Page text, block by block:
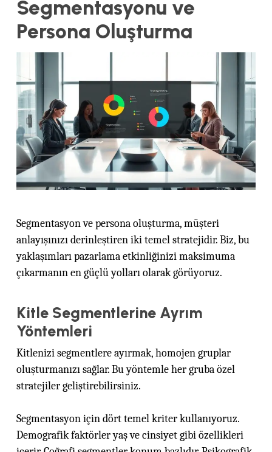
Segmentasyonu ve
Persona Oluşturma
Segmentasyon ve persona oluşturma, müşteri
anlayışınızı derinleştiren iki temel stratejidir. Biz, bu
yaklaşımları pazarlama etkinliğinizi maksimuma
çıkarmanın en güçlü yolları olarak görüyoruz.
Kitle Segmentlerine Ayrım
Yöntemleri
Kitlenizi segmentlere ayırmak, homojen gruplar
oluşturmanızı sağlar. Bu yöntemle her gruba özel
stratejiler geliştirebilirsiniz.
Segmentasyon için dört temel kriter kullanıyoruz.
Demografik faktörler yaş ve cinsiyet gibi özellikleri